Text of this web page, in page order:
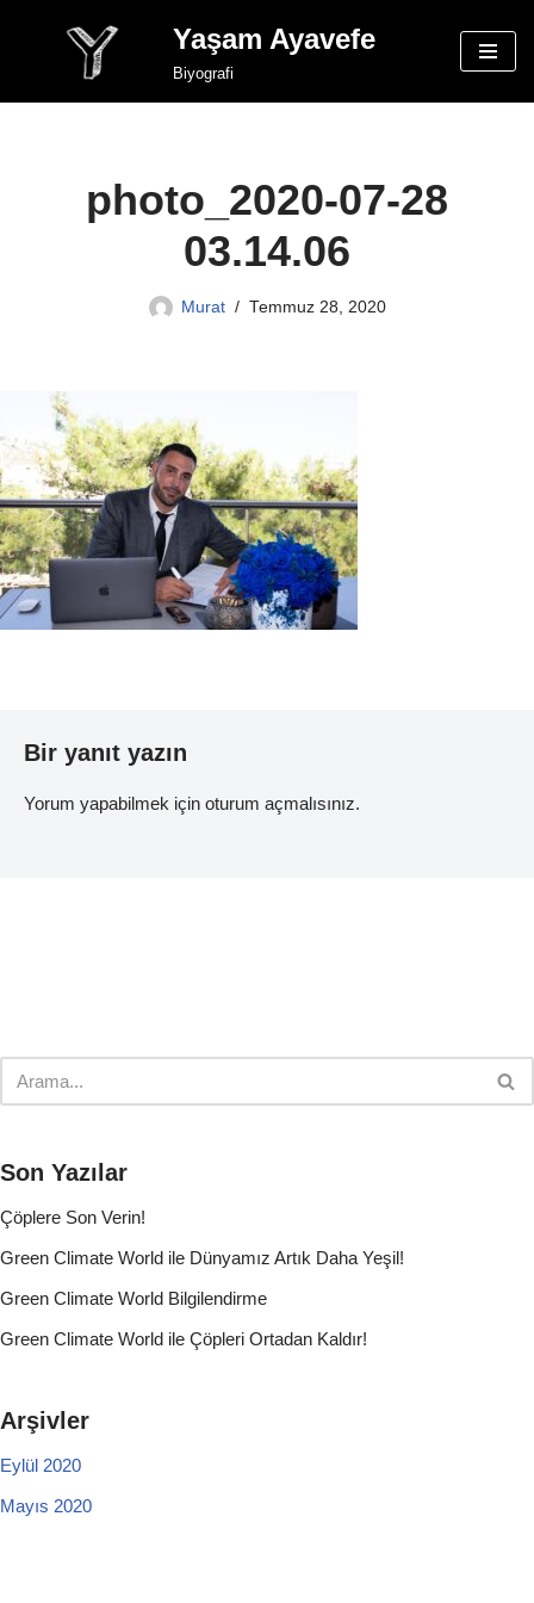
Yaşam Ayavefe
Biyografi
photo_2020-07-28
03.14.06
Murat Temmuz 28, 2020
Bir yanıt yazın
Yorum yapabilmek için oturum açmalısınız.
Son Yazılar
Çöplere Son Verin!
Green Climate World ile Dünyamız Artık Daha Yeşil!
Green Climate World Bilgilendirme
Green Climate World ile Çöpleri Ortadan Kaldır!
Arşivler
Eylül 2020
Mayıs 2020